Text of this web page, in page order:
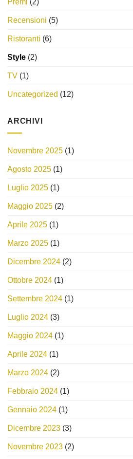
Premi (2)
Recensioni (5)
Ristoranti (6)
Style (2)
TV (1)
Uncategorized (12)
ARCHIVI
Novembre 2025 (1)
Agosto 2025 (1)
Luglio 2025 (1)
Maggio 2025 (2)
Aprile 2025 (1)
Marzo 2025 (1)
Dicembre 2024 (2)
Ottobre 2024 (1)
Settembre 2024 (1)
Luglio 2024 (3)
Maggio 2024 (1)
Aprile 2024 (1)
Marzo 2024 (2)
Febbraio 2024 (1)
Gennaio 2024 (1)
Dicembre 2023 (3)
Novembre 2023 (2)